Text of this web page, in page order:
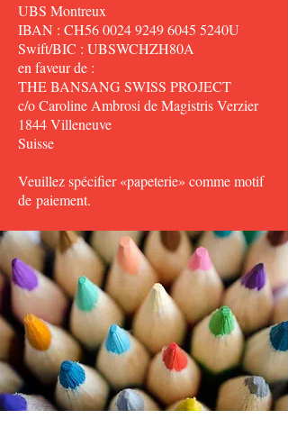
UBS Montreux
IBAN : CH560024 9249 6045 5240U
Swift/BIC : UBSWCHZH80A
en faveur de :
THE BANSANG SWISS PROJECT
c/o Caroline Ambrosi de Magistris Verzier
1844 Villeneuve
Suisse
Veuillez spécifier «papeterie» comme motif
de paiement.